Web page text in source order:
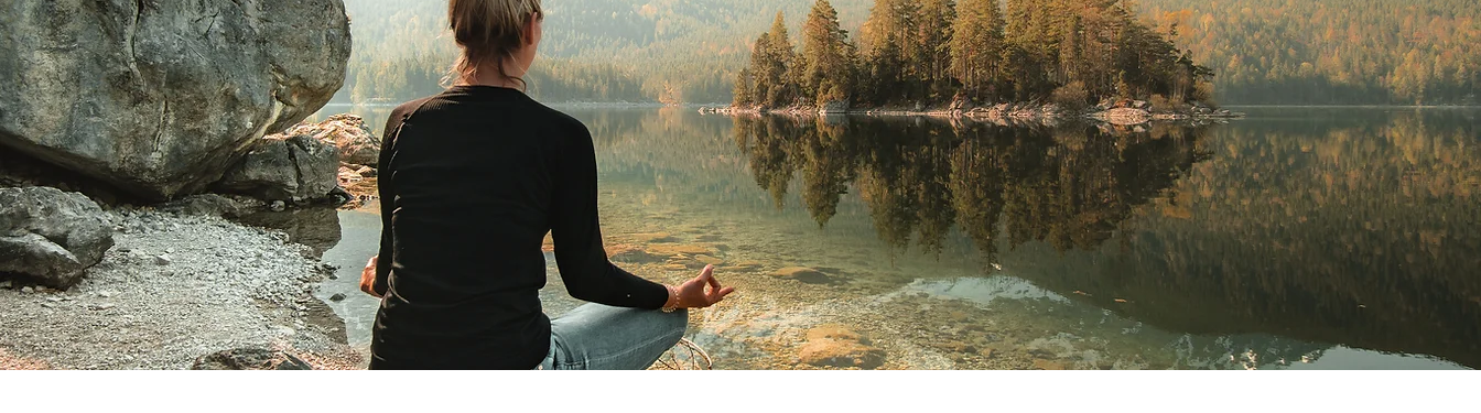
Achtsamkeit